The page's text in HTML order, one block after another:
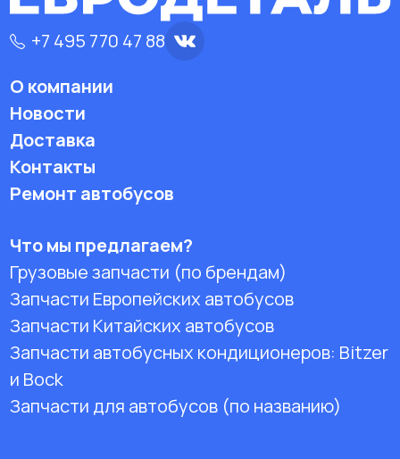
+7 495 770 47 88
О компании
Новости
Доставка
Контакты
Ремонт автобусов
Что мы предлагаем?
Грузовые запчасти (по брендам)
Запчасти Европейских автобусов
Запчасти Китайских автобусов
Запчасти автобусных кондиционеров: Bitzer
и Bock
Запчасти для автобусов (по названию)